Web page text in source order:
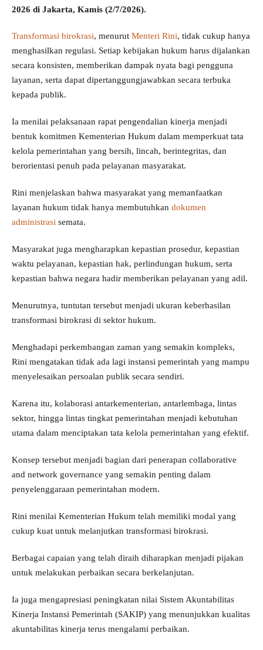
2026 di Jakarta, Kamis (2/7/2026).
Transformasi birokrasi, menurut Menteri Rini, tidak cukup hanya
menghasilkan regulasi. Setiap kebijakan hukum harus dijalankan
secara konsisten, memberikan dampak nyata bagi pengguna
layanan, serta dapat dipertanggungjawabkan secara terbuka
kepada publik.
Ia menilai pelaksanaan rapat pengendalian kinerja menjadi
bentuk komitmen Kementerian Hukum dalam memperkuat tata
kelola pemerintahan yang bersih, lincah, berintegritas, dan
berorientasi penuh pada pelayanan masyarakat.
Rini menjelaskan bahwa masyarakat yang memanfaatkan
layanan hukum tidak hanya membutuhkan dokumen
administrasi semata.
Masyarakat juga mengharapkan kepastian prosedur, kepastian
waktu pelayanan, kepastian hak, perlindungan hukum, serta
kepastian bahwa negara hadir memberikan pelayanan yang adil.
Menurutnya, tuntutan tersebut menjadi ukuran keberhasilan
transformasi birokrasi di sektor hukum.
Menghadapi perkembangan zaman yang semakin kompleks,
Rini mengatakan tidak ada lagi instansi pemerintah yang mampu
menyelesaikan persoalan publik secara sendiri.
Karena itu, kolaborasi antarkementerian, antarlembaga, lintas
sektor, hingga lintas tingkat pemerintahan menjadi kebutuhan
utama dalam menciptakan tata kelola pemerintahan yang efektif.
Konsep tersebut menjadi bagian dari penerapan collaborative
and network governance yang semakin penting dalam
penyelenggaraan pemerintahan modern.
Rini menilai Kementerian Hukum telah memiliki modal yang
cukup kuat untuk melanjutkan transformasi birokrasi.
Berbagai capaian yang telah diraih diharapkan menjadi pijakan
untuk melakukan perbaikan secara berkelanjutan.
Ia juga mengapresiasi peningkatan nilai Sistem Akuntabilitas
Kinerja Instansi Pemerintah (SAKIP) yang menunjukkan kualitas
akuntabilitas kinerja terus mengalami perbaikan.